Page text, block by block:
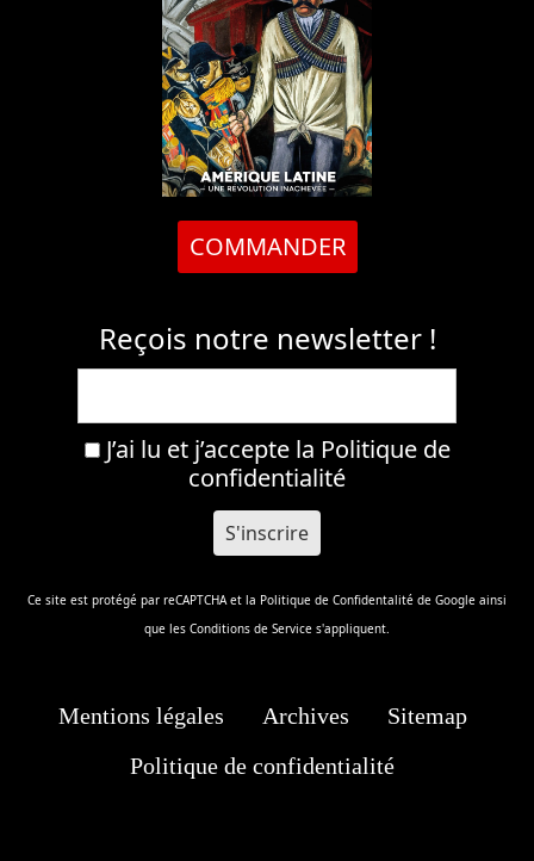
COMMANDER
Reçois notre newsletter !
J’ai lu et j’accepte la Politique de
confidentialité
Ce site est protégé par reCAPTCHA et la Politique de Confidentalité de Google ainsi
que les Conditions de Service s'appliquent.
Mentions légales Archives
Sitemap
Politique de confidentialité